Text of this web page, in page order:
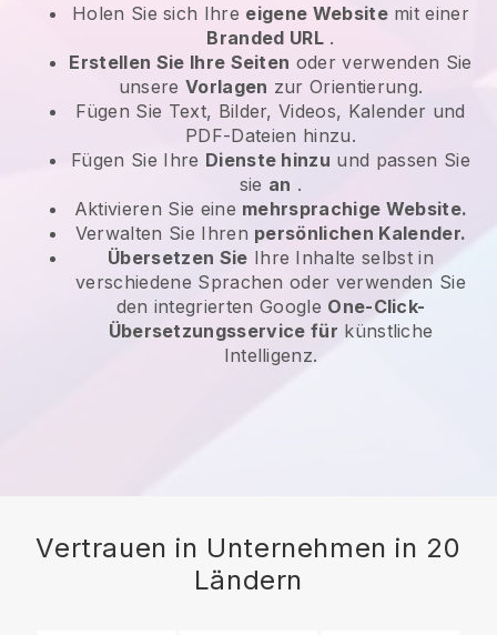
Holen Sie sich Ihre eigene Websitemit einer
Branded URL.
Erstellen Sie Ihre Seiten oder verwenden Sie
unsere Vorlagen zur Orientierung.
Fügen Sie Text, Bilder, Videos, Kalender und
PDF-Dateien hinzu.
Fügen Sie Ihre Dienste hinzu und passen Sie
sie an .
Aktivieren Sie eine mehrsprachige Website.
Verwalten Sie Ihren persönlichen Kalender.
Übersetzen Sie Ihre Inhalte selbst in
verschiedene Sprachen oder verwenden Sie
den integrierten Google One-Click-
Übersetzungsservice für künstliche
Intelligenz.
Vertrauen in Unternehmen in 20
Ländern